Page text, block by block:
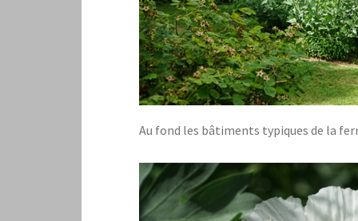
Au fond les bâtiments typiques de la